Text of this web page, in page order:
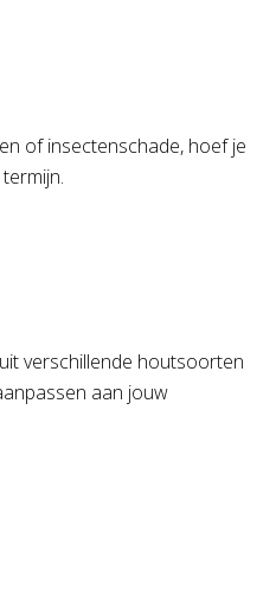
of insectenschade, hoef je
verschillende houtsoorten
aan jouw